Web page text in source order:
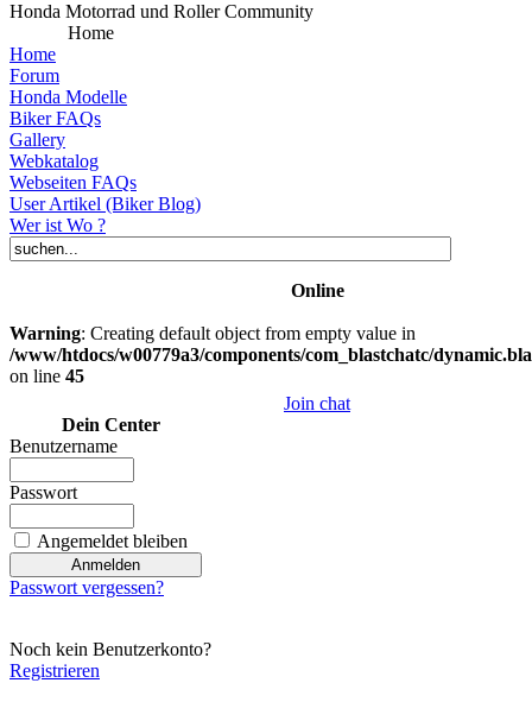
Honda Motorrad und Roller Community
Home
Home
Forum
Honda Modelle
Biker FAQs
Gallery
Webkatalog
Webseiten FAQs
User Artikel (Biker Blog)
Wer ist Wo ?
Online
Warning: Creating default object from empty value in
/www/htdocs/w00779a3/components/com_blastchatc/
on line 45
Join chat
Dein Center
Benutzername
Passwort
Angemeldet bleiben
Passwort vergessen?
Noch kein Benutzerkonto?
Registrieren